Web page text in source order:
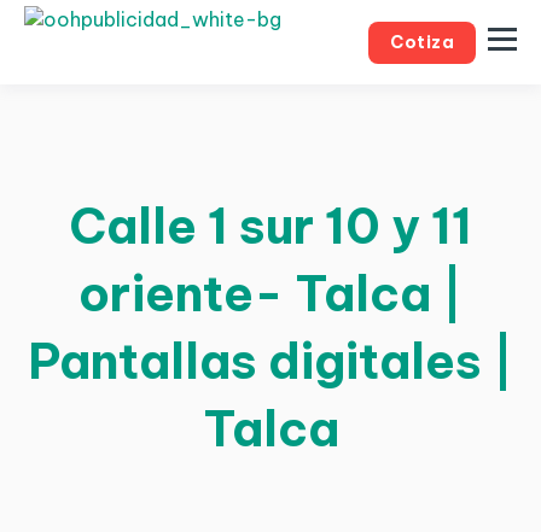
Cotiza
Calle 1 sur 10 y 11
oriente- Talca |
Pantallas digitales |
Talca